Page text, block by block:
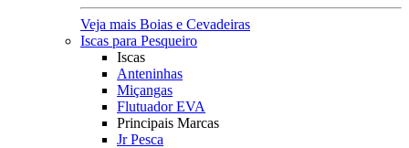
Veja mais Boias e Cevadeiras
Iscas para Pesqueiro
Iscas
Anteninhas
Miçangas
Flutuador EVA
Principais Marcas
Jr Pesca